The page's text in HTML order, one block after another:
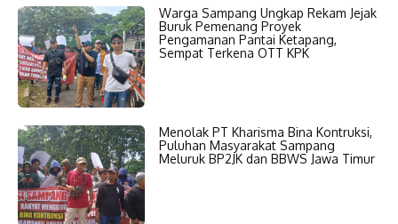
Warga Sampang Ungkap Rekam Jejak
Buruk Pemenang Proyek
Pengamanan Pantai Ketapang,
Sempat Terkena OTT KPK
Menolak PT Kharisma Bina Kontruksi,
Puluhan Masyarakat Sampang
Meluruk BP2JK dan BBWS Jawa Timur